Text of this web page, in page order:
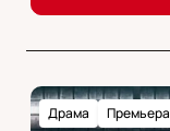
Драма Премьера